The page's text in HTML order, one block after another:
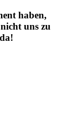
haben,
uns zu